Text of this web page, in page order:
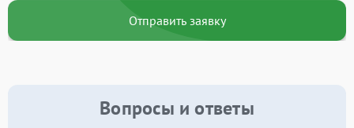
Отправить заявку
Вопросы и ответы